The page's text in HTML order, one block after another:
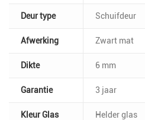
Deur type Schuifdeur
Afwerking Zwart mat
Dikte 6 mm
Garantie 3 jaar
Kleur Glas Helder glas